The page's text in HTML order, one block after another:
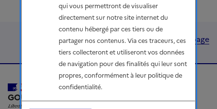
qui vous permettront de visualiser
directement sur notre site internet du
contenu hébergé par ces tiers ou de
partager nos contenus. Via ces traceurs, ces
tiers collecteront et utiliseront vos données
de navigation pour des finalités qui leur sont
propres, conformément à leur politique de
confidentialité.
Haut de page
GOUVERNEMENT